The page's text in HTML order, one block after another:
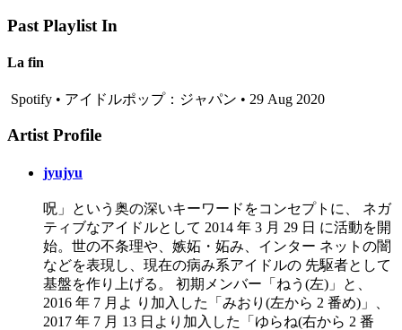
Past Playlist In
La fin
Spotify • アイドルポップ：ジャパン • 29 Aug 2020
Artist Profile
jyujyu
呪」という奥の深いキーワードをコンセプトに、 ネガ
ティブなアイドルとして 2014 年 3 月 29 日 に活動を開
始。世の不条理や、嫉妬・妬み、インター ネットの闇
などを表現し、現在の病み系アイドルの 先駆者として
基盤を作り上げる。 初期メンバー「ねう(左)」と、
2016 年 7 月よ り加入した「みおり(左から 2 番め)」、
2017 年 7 月 13 日より加入した「ゆらね(右から 2 番